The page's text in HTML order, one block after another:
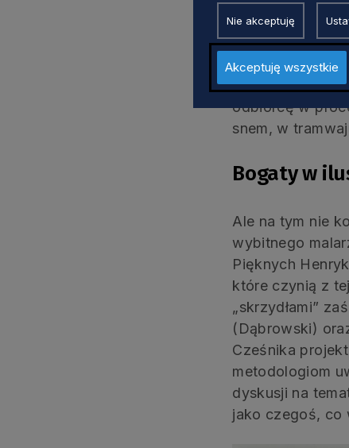
poetica autora.
okazać
akademickich.
W szkice dużo
odbiorcę w
snem, w
Bogaty w
Ale na tym nie
wybitnego
Pięknych
które czynią z
„skrzydłami”
(Dąbrowski)
Cześnika
metodologiom
dyskusji na
jako czegoś, co
Nie akceptuję
Akceptuję wszystkie